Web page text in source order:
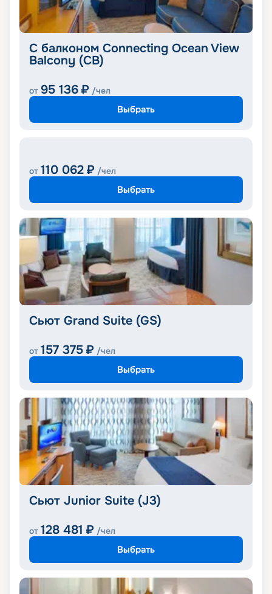
С балконом Connecting Ocean View
Balcony (CB)
от 95 136 ₽ /чел
Выбрать
от 110 062 ₽ /чел
Выбрать
Сьют Grand Suite (GS)
от 157 375 ₽ /чел
Выбрать
Сьют Junior Suite (J3)
от 128 481 ₽ /чел
Выбрать